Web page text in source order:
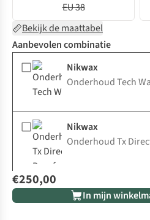
EU 38
Bekijk de maattabel
Aanbevolen combinatie
Nikwax
Onderhoud Tech
Nikwax
Onderhoud Tx
€250,00
In mijn